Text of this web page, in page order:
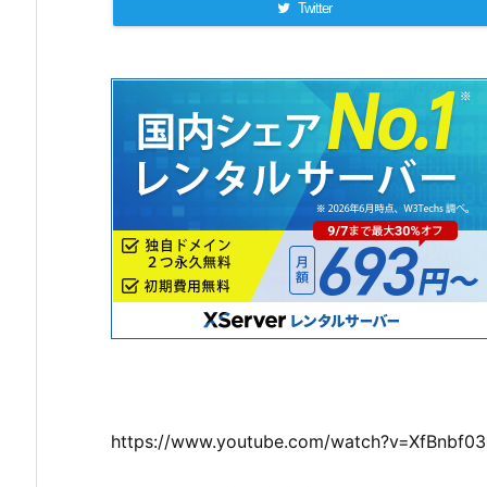
Twitter
https://www.youtube.com/